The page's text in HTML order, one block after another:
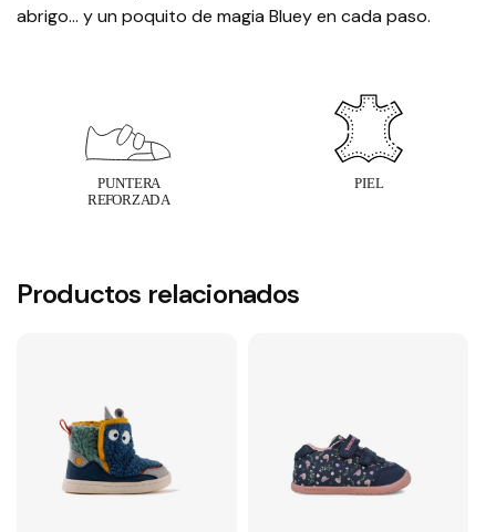
abrigo… y un poquito de magia Bluey en cada paso.
Productos relacionados